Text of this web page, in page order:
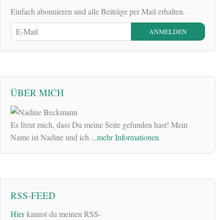
Einfach abonnieren und alle Beiträge per Mail erhalten.
ÜBER MICH
Es freut mich, dass Du meine Seite gefunden hast! Mein
Name ist Nadine und ich ...mehr Informationen
RSS-FEED
Hierkannst du meinen RSS-